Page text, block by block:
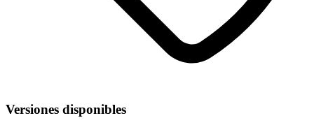
Versiones disponibles